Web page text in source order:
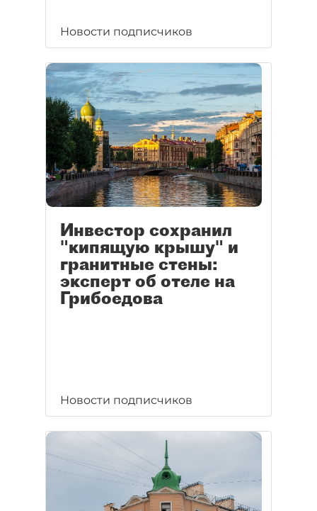
Новости подписчиков
Инвестор сохранил
"кипящую крышу" и
гранитные стены:
эксперт об отеле на
Грибоедова
Новости подписчиков